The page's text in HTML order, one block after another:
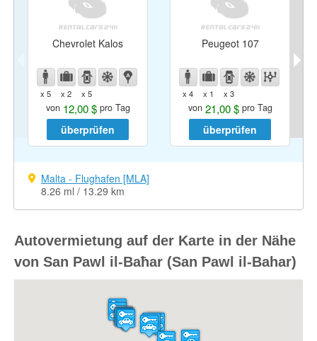
Chevrolet Kalos
x 5 x 2 x 5
von 12,00 $ pro Tag
überprüfen
Peugeot 107
x 4 x 1 x 3
von 21,00 $ pro Tag
überprüfen
Malta - Flughafen [MLA]
8.26 ml / 13.29 km
Autovermietung auf der Karte in der Nähe
von San Pawl il-Baħar (San Pawl il-Bahar)